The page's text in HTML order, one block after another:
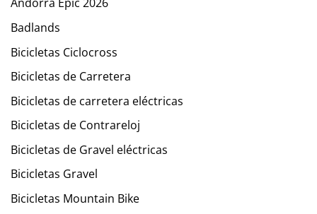
Badlands
Bicicletas Ciclocross
Bicicletas de Carretera
Bicicletas de carretera eléctricas
Bicicletas de Contrareloj
Bicicletas de Gravel eléctricas
Bicicletas Gravel
Bicicletas Mountain Bike